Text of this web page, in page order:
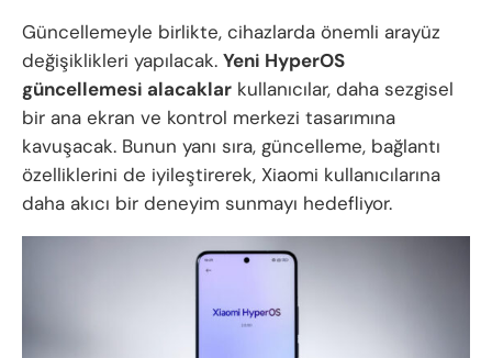
Güncellemeyle birlikte, cihazlarda önemli arayüz
değişiklikleri yapılacak. Yeni HyperOS
güncellemesi alacaklar kullanıcılar, daha sezgisel
bir ana ekran ve kontrol merkezi tasarımına
kavuşacak. Bunun yanı sıra, güncelleme, bağlantı
özelliklerini de iyileştirerek, Xiaomi kullanıcılarına
daha akıcı bir deneyim sunmayı hedefliyor.